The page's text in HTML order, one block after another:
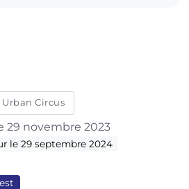
Urban Circus
29 novembre 2023
le 29 septembre 2024